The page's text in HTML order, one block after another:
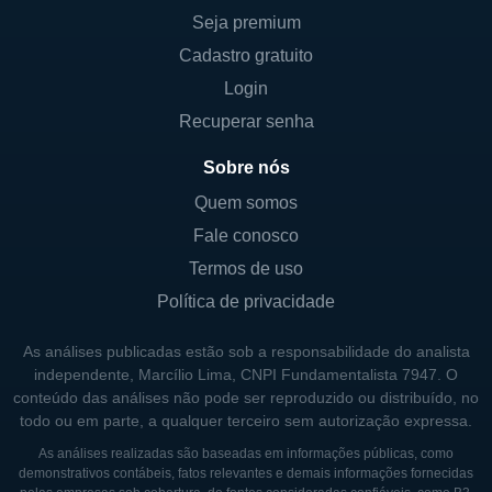
cidadãos da região. Com o passar dos anos,
o banco se expandiu, abrindo novas
agências e diversificando seus produtos e
serviços, sempre mantendo um forte
atendimento ao cliente.
Um dos marcos na história do Old Second
Bank foi sua adesão ao sistema de bancos
estaduais e a subsequente expansão através
de aquisições de outras instituições
solidificar sua presença no mercado. O
banco também se destacou em várias
épocas de dificuldades econômicas,
mostrando resiliência e capacidade de
adaptação às mudanças no ambiente
Seja premium
Cadastro gratuito
Login
Recuperar senha
Sobre nós
Quem somos
Fale conosco
Termos de uso
Política de privacidade
As análises publicadas estão sob a responsabilidade do analista
independente, Marcílio Lima, CNPI Fundamentalista 7947. O
conteúdo das análises não pode ser reproduzido ou distribuído, no
todo ou em parte, a qualquer terceiro sem autorização expressa.
As análises realizadas são baseadas em informações públicas, como
demonstrativos contábeis, fatos relevantes e demais informações fornecidas